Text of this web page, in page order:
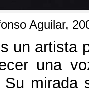
Aguilar,
un artista
una
mirada